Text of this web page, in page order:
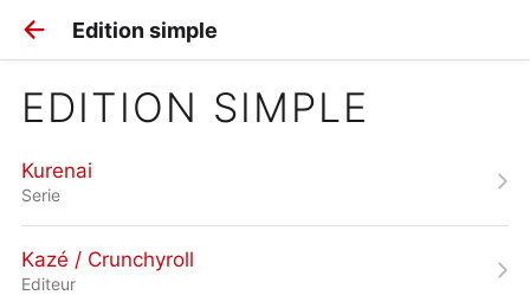
Edition simple
EDITION SIMPLE
Kurenai
Serie
Kazé / Crunchyroll
Editeur